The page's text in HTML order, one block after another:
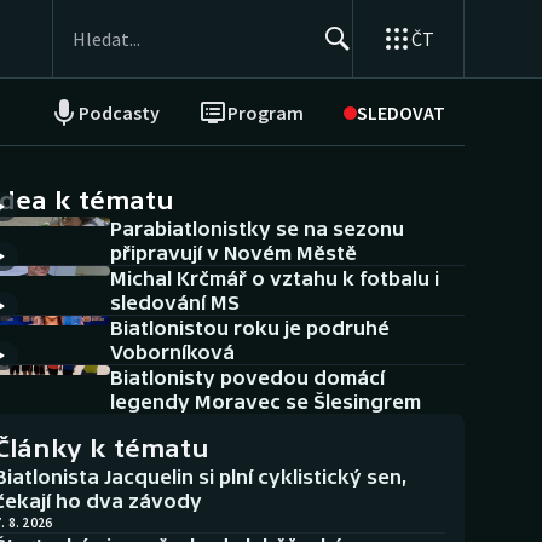
ČT
Podcasty Program SLEDOVAT
NEPŘEHLÉDNĚTE
Historické návraty
Aplikace ČT sport
AZ kvíz
k tématu
Parabiatlonistky se na sezonu
připravují v Novém Městě
Michal Krčmář o vztahu k fotbalu i
sledování MS
Biatlonistou roku je podruhé
Voborníková
Biatlonisty povedou domácí
legendy Moravec se Šlesingrem
k tématu
Jacquelin si plní cyklistický sen,
ho dva závody
8. 2026